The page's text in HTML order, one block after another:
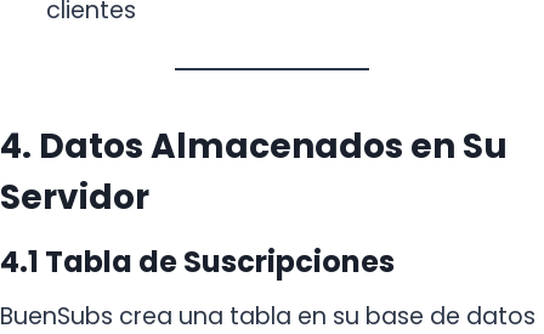
clientes
4. Datos Almacenados en Su
Servidor
4.1 Tabla de Suscripciones
BuenSubs crea una tabla en su base de datos